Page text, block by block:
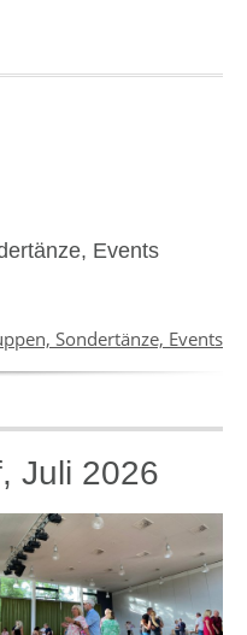
Events
Sondertänze, Events
Juli 2026